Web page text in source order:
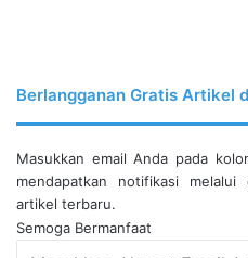
Berlangganan Gratis Artikel
Masukkan email Anda pada
mendapatkan notifikasi
artikel terbaru.
Semoga Bermanfaat